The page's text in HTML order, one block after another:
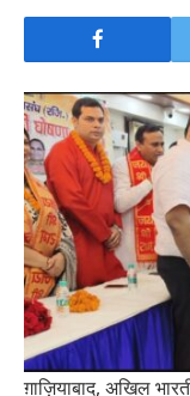
ग़ाज़ियाबाद, अखिल